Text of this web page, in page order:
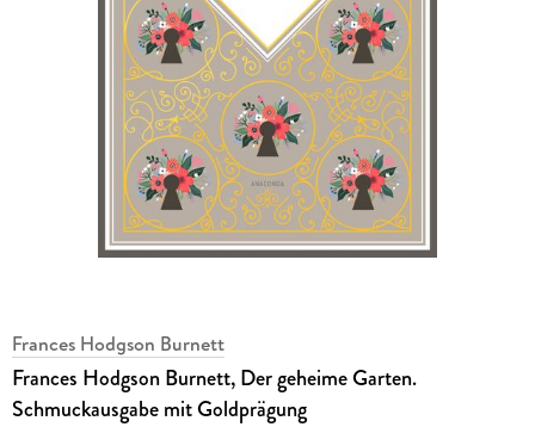
Frances Hodgson Burnett
Frances Hodgson Burnett, Der geheime Garten.
Schmuckausgabe mit Goldprägung